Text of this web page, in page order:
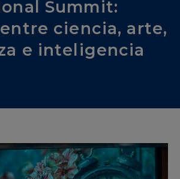
Summit:
ciencia, arte,
e inteligencia